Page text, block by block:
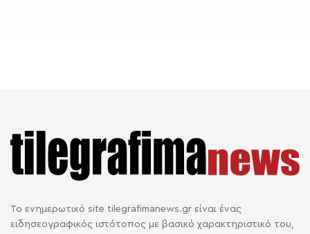
Το ενημερωτικό site tilegrafimanews.gr είναι ένας
ειδησεογραφικός ιστότοπος με βασικό χαρακτηριστικό του,